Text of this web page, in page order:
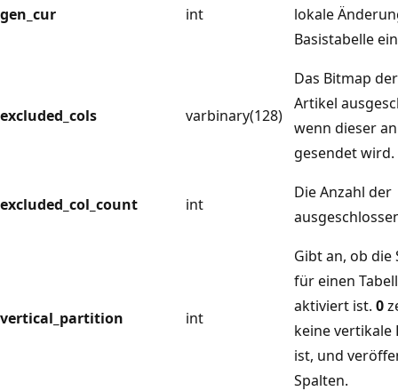
gen_cur int
lokale
Basistabelle
excluded_cols varbinary(128)
Das Bitmap
Artikel
wenn dieser
gesendet wird.
excluded_col_count int
Die Anzahl der
vertical_partition int
Gibt an, ob
für einen
aktiviert ist. 0
keine
ist, und
Spalten.